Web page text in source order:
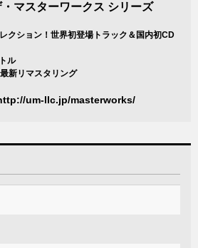
マスターワークス シリーズ
クション！世界初登場トラック＆国内初CD
ル
新リマスタリング
um-llc.jp/masterworks/